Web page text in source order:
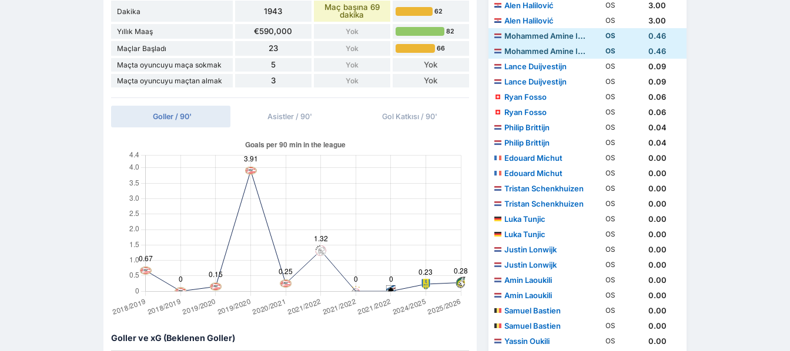
Dakika 1943
Maç başına 69
dakika
62
Yıllık Maaş €590,000 Yok 82
Maçlar Başladı 23 Yok 66
Maçta oyuncuyu maça sokmak 5 Yok Yok
Maçta oyuncuyu maçtan almak 3 Yok Yok
Goller / 90' Asistler / 90' Gol Katkısı / 90'
Goller ve xG (Beklenen Goller)
Alen Halilović OS
3.00
Alen Halilović
OS
3.00
Mohammed Amine Ihattaren
OS
0.46
Mohammed Amine Ihattaren
OS
0.46
Lance Duijvestijn
OS
0.09
Lance Duijvestijn
OS
0.09
Ryan Fosso
OS
0.06
Ryan Fosso
OS
0.06
Philip Brittijn
OS
0.04
Philip Brittijn
OS
0.04
Edouard Michut
OS
0.00
Edouard Michut
OS
0.00
Tristan Schenkhuizen
OS
0.00
Tristan Schenkhuizen
OS
0.00
Luka Tunjic
OS
0.00
Luka Tunjic
OS
0.00
Justin Lonwijk
OS
0.00
Justin Lonwijk
OS
0.00
Amin Laoukili
OS
0.00
Amin Laoukili
OS
0.00
Samuel Bastien
OS
0.00
Samuel Bastien
OS
0.00
Yassin Oukili
OS
0.00